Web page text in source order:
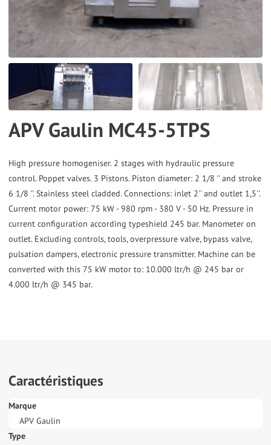
selected
search
result.
Touch
device
users
can
use
and
swipe
gestures.
APV Gaulin MC45-5TPS
High pressure homogeniser. 2 stages with hydraulic pressure
control. Poppet valves. 3 Pistons. Piston diameter: 2 1/8 '' and stroke
6 1/8 ''. Stainless steel cladded. Connections: inlet 2'' and outlet 1,5''.
Current motor power: 75 kW - 980 rpm - 380 V - 50 Hz. Pressure in
current configuration according typeshield 245 bar. Manometer on
outlet. Excluding controls, tools, overpressure valve, bypass valve,
pulsation dampers, electronic pressure transmitter. Machine can be
converted with this 75 kW motor to: 10.000 ltr/h @ 245 bar or
4.000 ltr/h @ 345 bar.
Caractéristiques
Marque
APV Gaulin
Type